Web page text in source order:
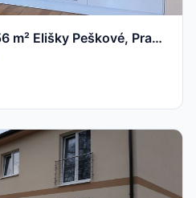
Pronájem bytu 2+kk, 56 m² Elišky Peškové, Praha 5 – Smíchov